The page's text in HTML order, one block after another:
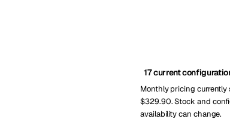
17 current
Monthly pricing currently
$329.90. Stock and
availability can change.